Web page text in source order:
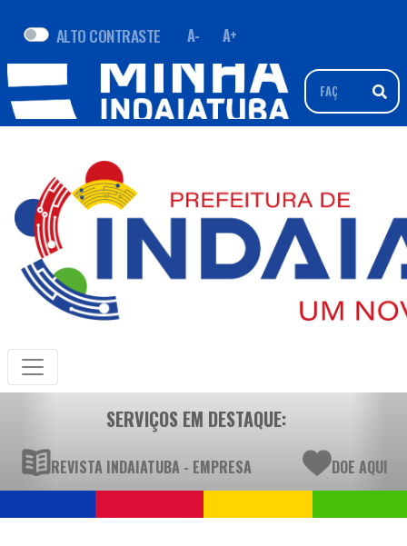
ALTO CONTRASTE A- A+
SERVIÇOS EM DESTAQUE:
REVISTA INDAIATUBA - EMPRESA DOE AQUI